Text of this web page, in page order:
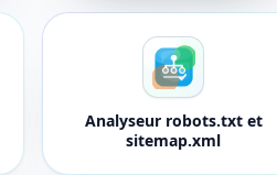
Analyseur robots.txt et
sitemap.xml